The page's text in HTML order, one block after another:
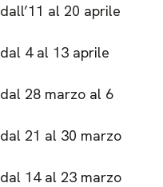
dall’11 al 20 aprile
dal 4 al 13 aprile
dal 28 marzo al 6
dal 21 al 30 marzo
dal 14 al 23 marzo